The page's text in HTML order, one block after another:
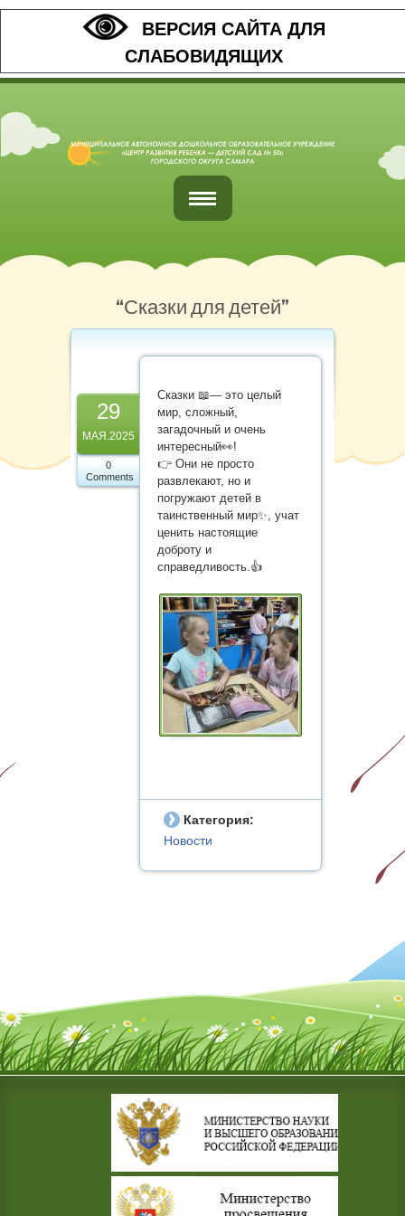
ВЕРСИЯ САЙТА ДЛЯ
СЛАБОВИДЯЩИХ
Главная
Наши контакты
Карта сайта
“Сказки для детей”
29
МАЯ.2025
0
Comments
Сказки 📖— это целый
мир, сложный,
загадочный и очень
интересный👀!
👉 Они не просто
развлекают, но и
погружают детей в
таинственный мир✨, учат
ценить настоящие
доброту и
справедливость.👍
Категория:
Новости